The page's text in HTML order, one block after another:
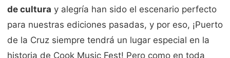
de cultura y alegría han sido el escenario perfecto
para nuestras ediciones pasadas, y por eso, ¡Puerto
de la Cruz siempre tendrá un lugar especial en la
historia de Cook Music Fest! Pero como en toda